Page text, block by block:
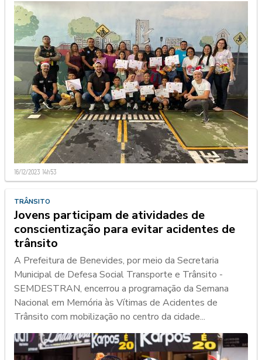
16/12/2023 14h53
TRÂNSITO
Jovens participam de atividades de
conscientização para evitar acidentes de
trânsito
A Prefeitura de Benevides, por meio da Secretaria
Municipal de Defesa Social Transporte e Trânsito -
SEMDESTRAN, encerrou a programação da Semana
Nacional em Memória às Vítimas de Acidentes de
Trânsito com mobilização no centro da cidade...